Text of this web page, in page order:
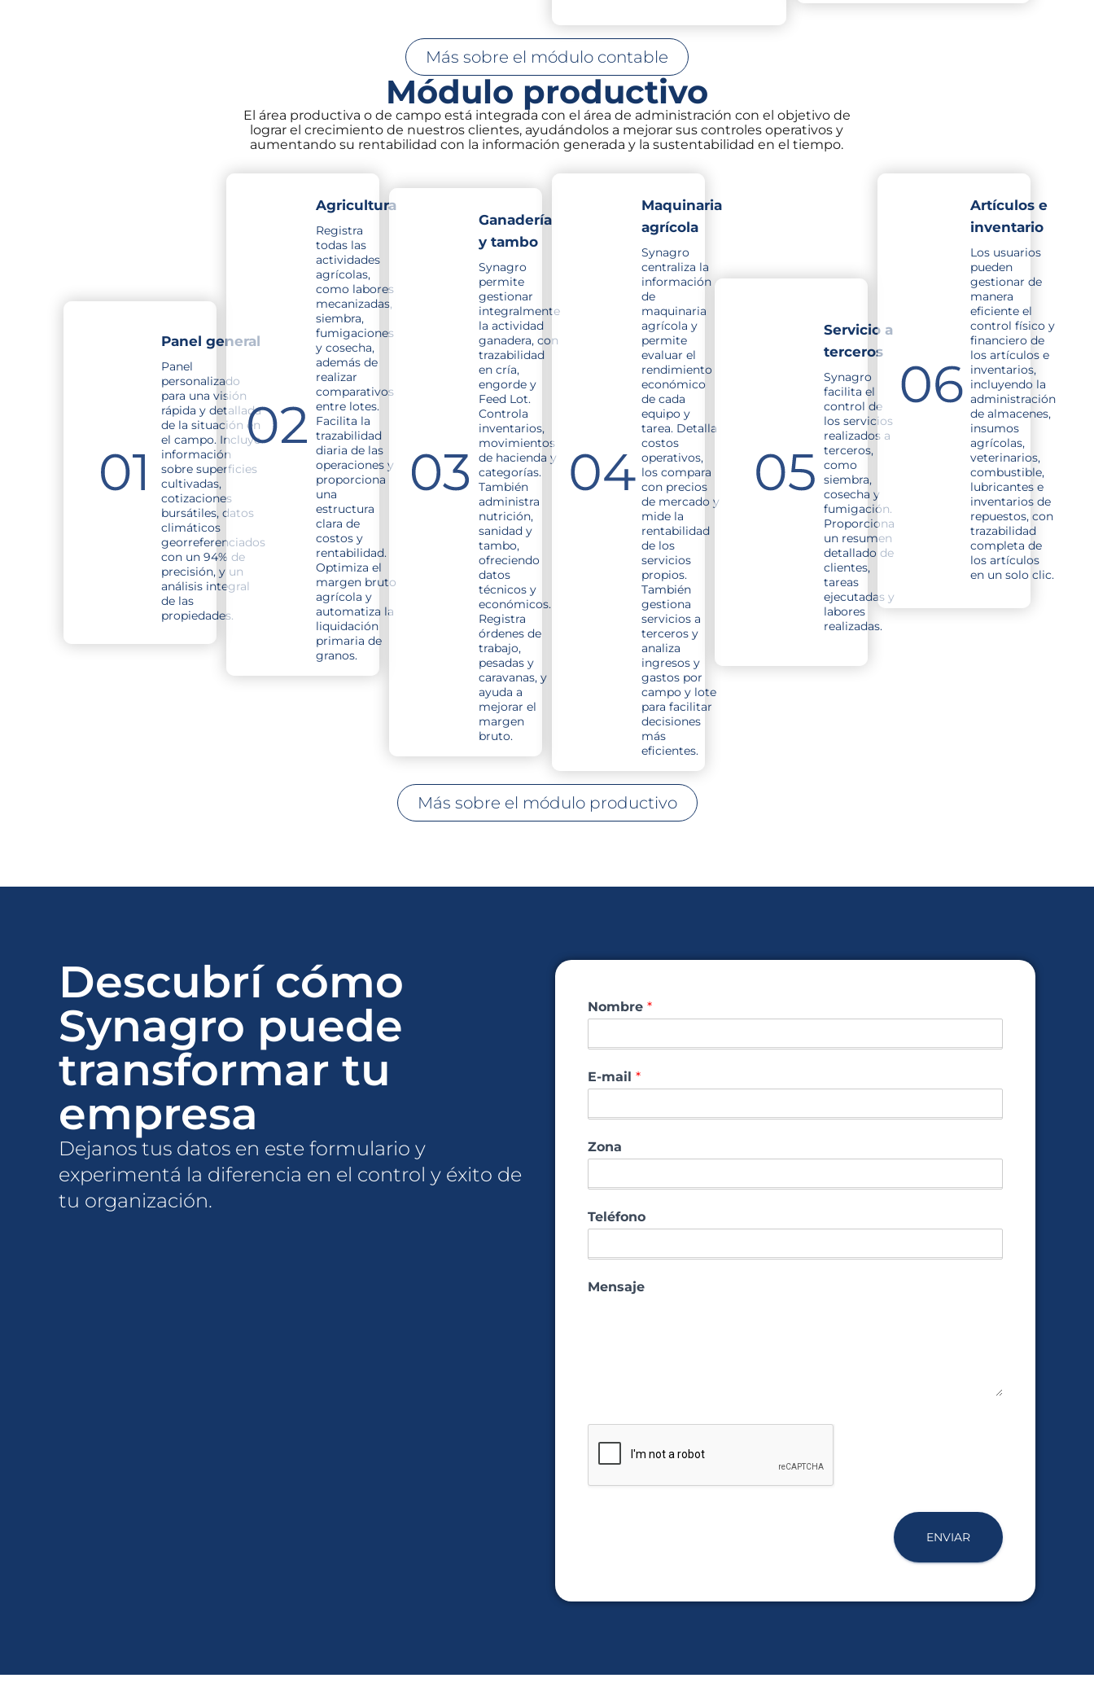
Más sobre el módulo contable
Módulo productivo
El área productiva o de campo está integrada con el área de administración con el objetivo de
lograr el crecimiento de nuestros clientes, ayudándolos a mejorar sus controles operativos y
aumentando su rentabilidad con la información generada y la sustentabilidad en el tiempo.
Panel general
Panel
personalizado
para una visión
rápida y detallada
de la situación en
el campo. Incluye
información
sobre superficies
cultivadas,
cotizaciones
bursátiles, datos
climáticos
georreferenciados
con un 94% de
precisión, y un
análisis integral
de las
propiedades.
Agricultura
Registra
todas las
actividades
agrícolas,
como labores
mecanizadas,
siembra,
fumigaciones
y cosecha,
además de
realizar
comparativos
entre lotes.
Facilita la
trazabilidad
diaria de las
operaciones y
proporciona
una
estructura
clara de
costos y
rentabilidad.
Optimiza el
margen bruto
agrícola y
automatiza la
liquidación
primaria de
granos.
Ganadería
y tambo
Synagro
permite
gestionar
integralmente
la actividad
ganadera, con
trazabilidad
en cría,
engorde y
Feed Lot.
Controla
inventarios,
movimientos
de hacienda y
categorías.
También
administra
nutrición,
sanidad y
tambo,
ofreciendo
datos
técnicos y
económicos.
Registra
órdenes de
trabajo,
pesadas y
caravanas, y
ayuda a
mejorar el
margen
bruto.
Maquinaria
agrícola
Synagro
centraliza la
información
de
maquinaria
agrícola y
permite
evaluar el
rendimiento
económico
de cada
equipo y
tarea. Detalla
costos
operativos,
los compara
con precios
de mercado y
mide la
rentabilidad
de los
servicios
propios.
También
gestiona
servicios a
terceros y
analiza
ingresos y
gastos por
campo y lote
para facilitar
decisiones
más
eficientes.
Servicio a
terceros
Synagro
facilita el
control de
los servicios
realizados a
terceros,
como
siembra,
cosecha y
fumigación.
Proporciona
un resumen
detallado de
clientes,
tareas
ejecutadas y
labores
realizadas.
Artículos e
inventario
Los usuarios
pueden
gestionar de
manera
eficiente el
control físico y
financiero de
los artículos e
inventarios,
incluyendo la
administración
de almacenes,
insumos
agrícolas,
veterinarios,
combustible,
lubricantes e
inventarios de
repuestos, con
trazabilidad
completa de
los artículos
en un solo clic.
Más sobre el módulo productivo
Descubrí cómo
Synagro puede
transformar tu
empresa
Dejanos tus datos en este formulario y
experimentá la diferencia en el control y éxito de
tu organización.
Nombre *
E-mail *
Zona
Teléfono
Mensaje
ENVIAR